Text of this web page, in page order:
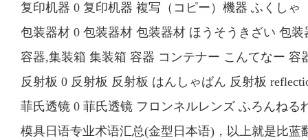
复印机器 0 复印机器 複写（コピー）機器 ふくしゃ
包装器材 0 包装器材 包装器材 ほうそうきざい 包
容器,集装箱 集装箱 容器 コンテナー こんてなー 容
反射板 0 反射板 反射板 はんしゃばん 反射板
菲氏透镜 0 菲氏透镜 フロンネルレンズ ふろんね
模具日语专业术语汇总(金型日本语)，以上就是比